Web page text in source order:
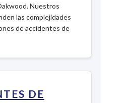
Nuestros
las complejidades
de accidentes de
DE